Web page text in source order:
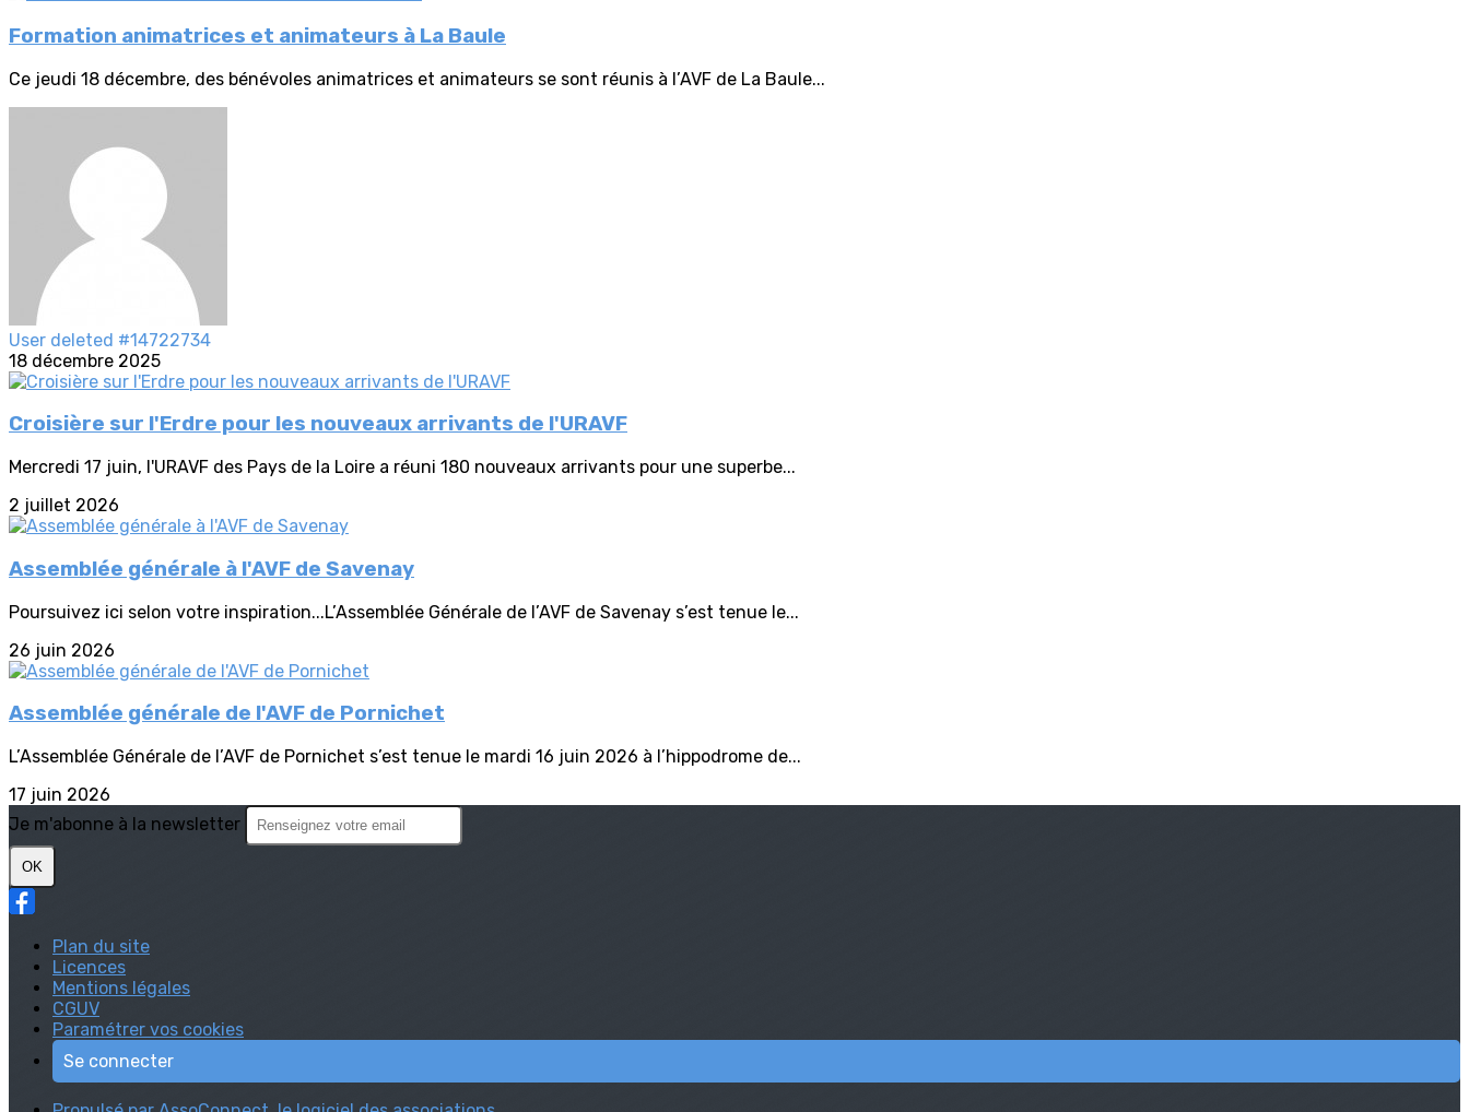
Formation animatrices et animateurs à La Baule
Ce jeudi 18 décembre, des bénévoles animatrices et animateurs se sont réunis à l’AVF de La Baule...
User deleted #14722734
18 décembre 2025
Croisière sur l'Erdre pour les nouveaux arrivants de l'URAVF
Mercredi 17 juin, l'URAVF des Pays de la Loire a réuni 180 nouveaux arrivants pour une superbe...
2 juillet 2026
Assemblée générale à l'AVF de Savenay
Poursuivez ici selon votre inspiration...L’Assemblée Générale de l’AVF de Savenay s’est tenue le...
26 juin 2026
Assemblée générale de l'AVF de Pornichet
L’Assemblée Générale de l’AVF de Pornichet s’est tenue le mardi 16 juin 2026 à l’hippodrome de...
17 juin 2026
Je m'abonne à la newsletter
OK
Plan du site
Licences
Mentions légales
CGUV
Paramétrer vos cookies
Se connecter